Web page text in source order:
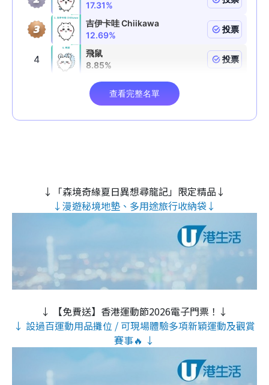
↓「森境奇緣夏日異想尋龍記」限定精品↓
↓漫遊秘境地墊、多用途旅行收納袋↓
↓ 【免費送】香港運動節2026電子門票！↓
↓ 設過百運動用品攤位 / 可現場體驗多項新穎運動及觀賞
賽事🔥 ↓